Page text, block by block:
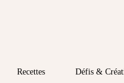
Recettes Défis &